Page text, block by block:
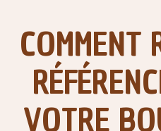
COMMENT
VOTRE